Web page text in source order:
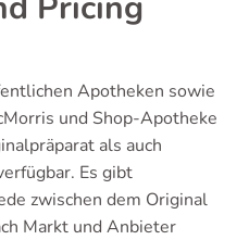
Apotheken sowie
und Shop-Apotheke
als auch
Es gibt
zwischen dem Original
Markt und Anbieter